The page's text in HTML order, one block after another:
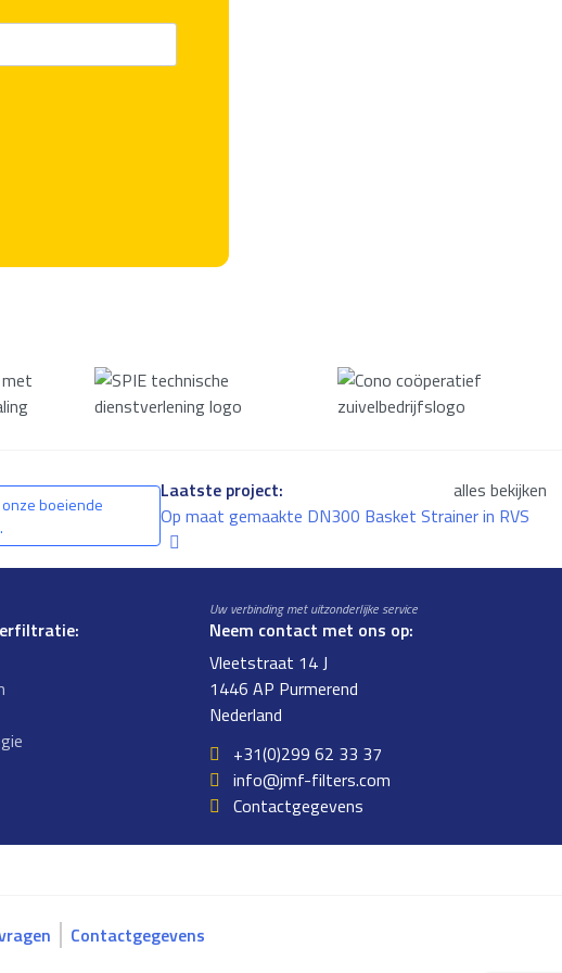
boeiende
Laatste project:
alles bekijken
Op maat gemaakte DN300 Basket Strainer in RVS
Uw verbinding met uitzonderlijke service
Neem contact met ons op:
Vleetstraat 14 J
1446 AP Purmerend
Nederland
+31(0)299 62 33 37
info@jmf-filters.com
Contactgegevens
Contactgegevens